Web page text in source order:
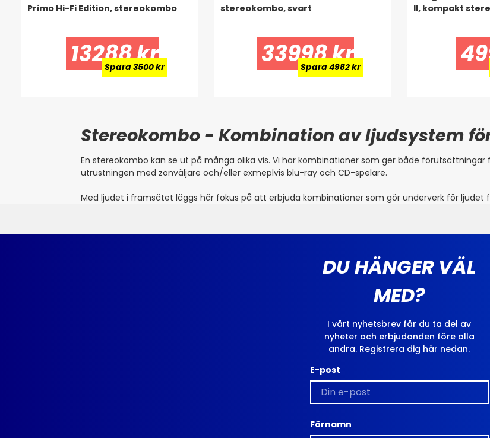
Primo Hi-Fi Edition, stereokombo
13288 kr
Spara 3500 kr
stereokombo, svart
33998 kr
Spara 4982 kr
II, kompakt
Stereokombo - Kombination av ljudsystem
En stereokombo kan se ut på många olika vis. Vi har kombinationer som ger både
utrustningen med zonväljare och/eller exmeplvis blu-ray och CD-spelare.
Med ljudet i framsätet läggs här fokus på att erbjuda kombinationer som gör underverk för ljudet
DU HÄNGER VÄL
MED?
I vårt nyhetsbrev får du ta del av
nyheter och erbjudanden före alla
andra. Registrera dig här nedan.
E-post
Förnamn